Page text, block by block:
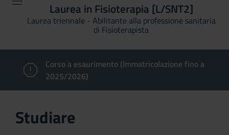
Laurea in Fisioterapia [L/SNT2]
Laurea triennale - Abilitante alla professione sanitaria
di Fisioterapista
Corso a esaurimento (Immatricolazione fino a
2025/2026)
Studiare